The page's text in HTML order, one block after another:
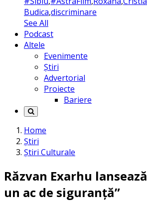
Budica,discriminare
See All
Podcast
Altele
Evenimente
Știri
Advertorial
Proiecte
Bariere
Home
Știri
Știri Culturale
Răzvan Exarhu
un ac de siguranță”